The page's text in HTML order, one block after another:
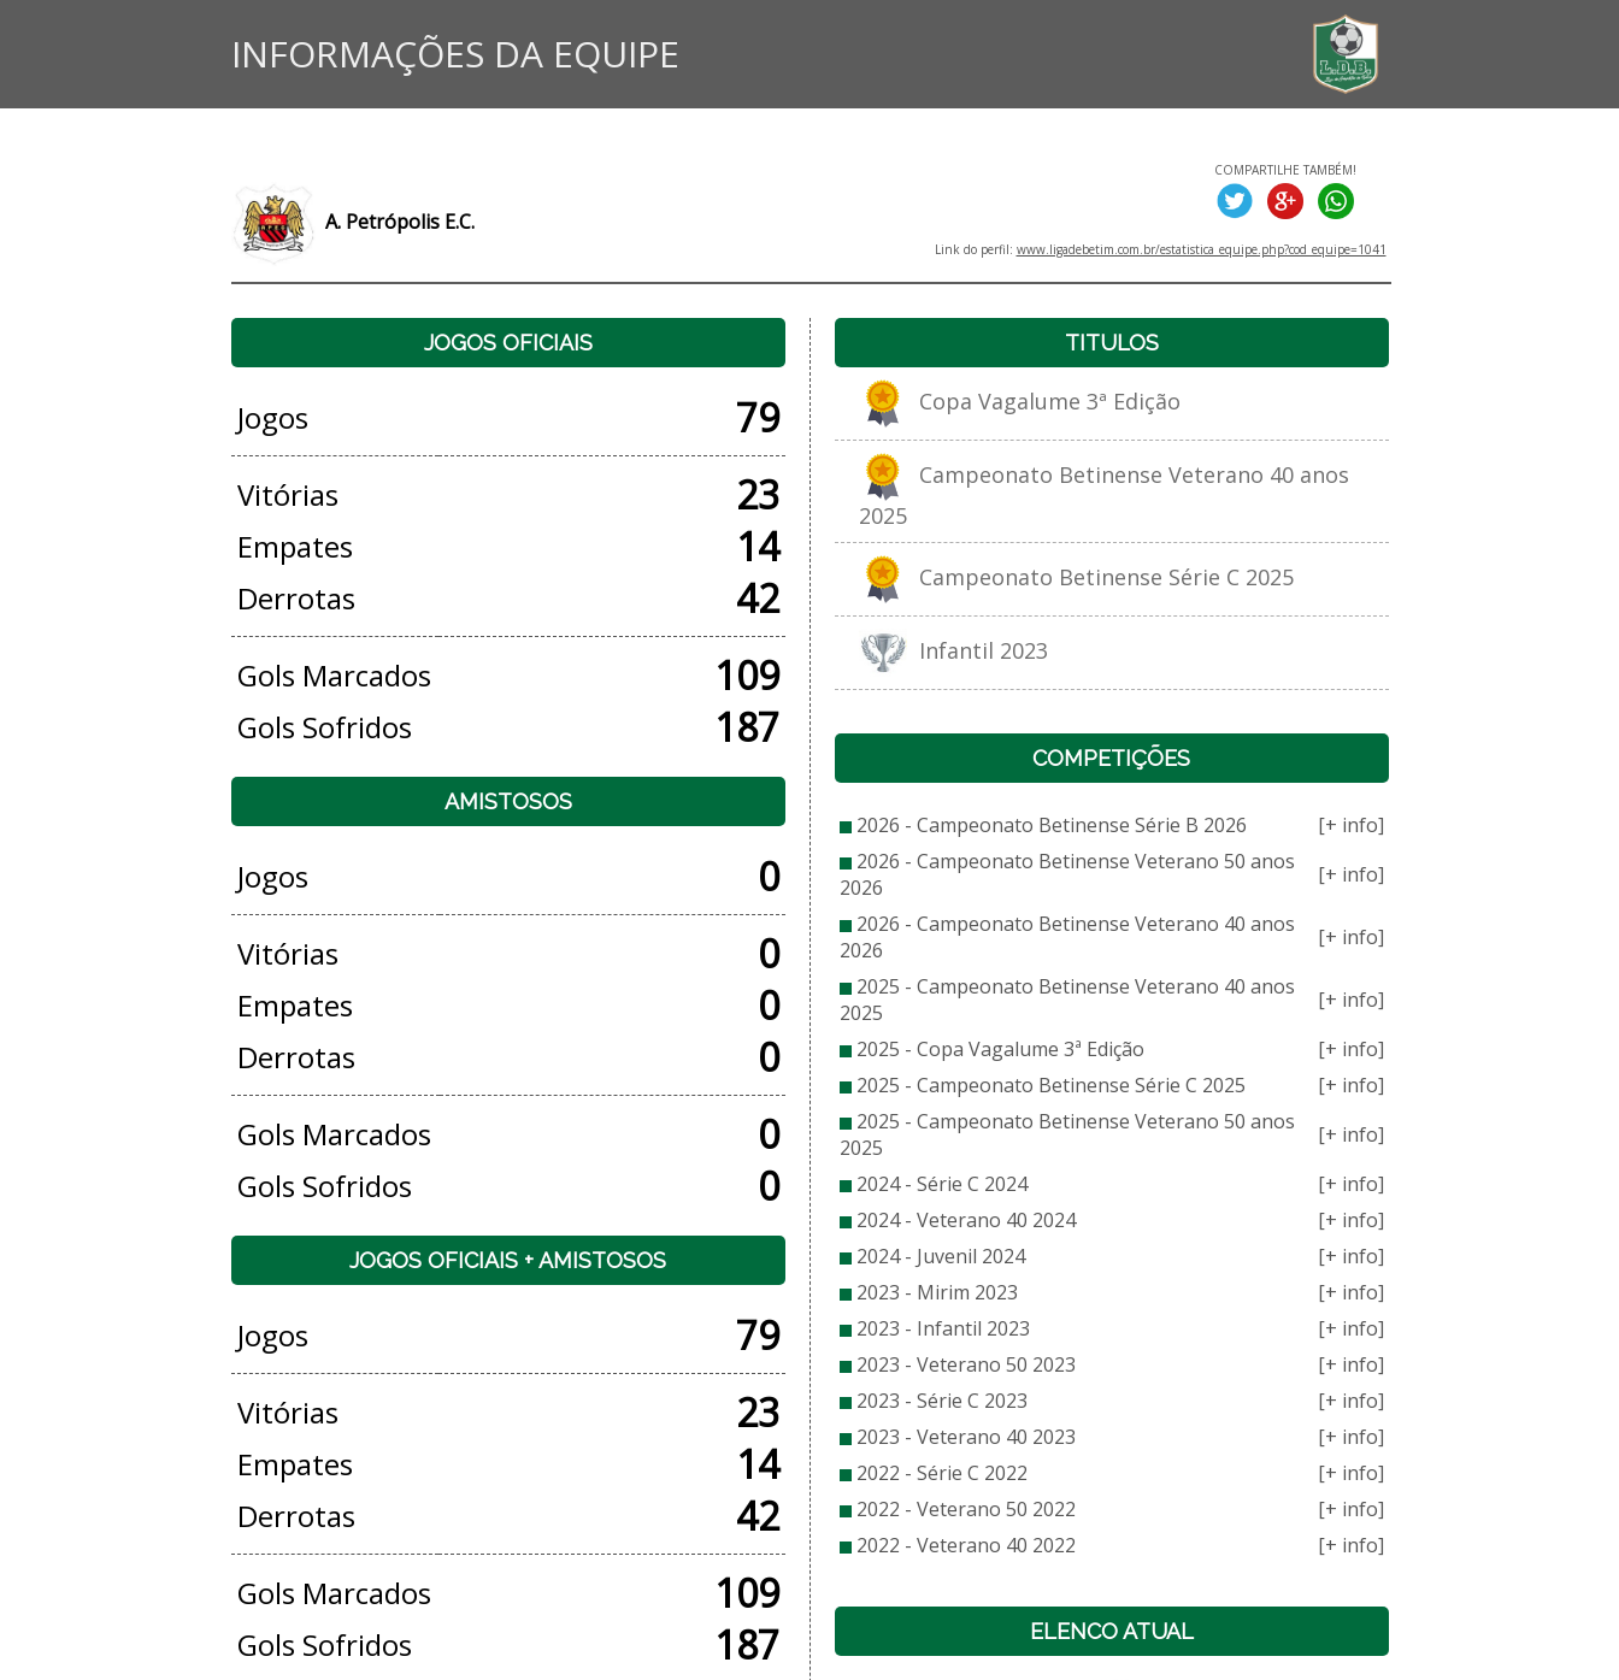
INFORMAÇÕES DA EQUIPE
A. Petrópolis E.C.
COMPARTILHE TAMBÉM!
Link do perfil: www.ligadebetim.com.br/estatistica_equipe.php?cod_equipe=1041
JOGOS OFICIAIS
Jogos 79
Vitórias 23
Empates 14
Derrotas 42
Gols Marcados 109
Gols Sofridos 187
AMISTOSOS
Jogos 0
Vitórias 0
Empates 0
Derrotas 0
Gols Marcados 0
Gols Sofridos 0
JOGOS OFICIAIS + AMISTOSOS
Jogos 79
Vitórias 23
Empates 14
Derrotas 42
Gols Marcados 109
Gols Sofridos 187
TITULOS
Copa Vagalume 3ª Edição
Campeonato Betinense Veterano 40 anos
2025
Campeonato Betinense Série C 2025
Infantil 2023
COMPETIÇÕES
2026 - Campeonato Betinense Série B 2026
[+ info]
2026 - Campeonato Betinense Veterano 50 anos
2026
[+ info]
2026 - Campeonato Betinense Veterano 40 anos
2026
[+ info]
2025 - Campeonato Betinense Veterano 40 anos
2025
[+ info]
2025 - Copa Vagalume 3ª Edição
[+ info]
2025 - Campeonato Betinense Série C 2025
[+ info]
2025 - Campeonato Betinense Veterano 50 anos
2025
[+ info]
2024 - Série C 2024
[+ info]
2024 - Veterano 40 2024
[+ info]
2024 - Juvenil 2024
[+ info]
2023 - Mirim 2023
[+ info]
2023 - Infantil 2023
[+ info]
2023 - Veterano 50 2023
[+ info]
2023 - Série C 2023
[+ info]
2023 - Veterano 40 2023
[+ info]
2022 - Série C 2022
[+ info]
2022 - Veterano 50 2022
[+ info]
2022 - Veterano 40 2022
[+ info]
ELENCO ATUAL